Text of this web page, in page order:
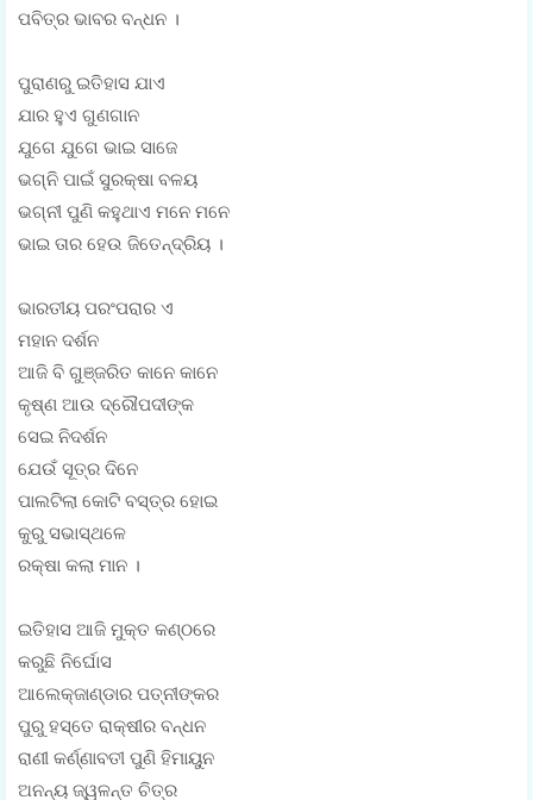
ପବିତ୍ର ଭାବର ବନ୍ଧନ ।
ପୁରାଣରୁ ଇତିହାସ ଯାଏ
ଯାର ହୁଏ ଗୁଣଗାନ
ଯୁଗେ ଯୁଗେ ଭାଇ ସାଜେ
ଭଗ୍ନି ପାଇଁ ସୁରକ୍ଷା ବଳୟ
ଭଗ୍ନୀ ପୁଣି କହୁଥାଏ ମନେ ମନେ
ଭାଇ ତାର ହେଉ ଜିତେନ୍ଦ୍ରିୟ ।
ଭାରତୀୟ ପରଂପରାର ଏ
ମହାନ ଦର୍ଶନ
ଆଜି ବି ଗୁଞ୍ଜରିତ କାନେ କାନେ
କୃଷ୍ଣ ଆଉ ଦ୍ରୌପଦୀଙ୍କ
ସେଇ ନିଦର୍ଶନ
ଯେଉଁ ସୂତ୍ର ଦିନେ
ପାଲଟିଲା କୋଟି ବସ୍ତ୍ର ହୋଇ
କୁରୁ ସଭାସ୍ଥଳେ
ରକ୍ଷା କଲା ମାନ ।
ଇତିହାସ ଆଜି ମୁକ୍ତ କଣ୍ଠରେ
କରୁଛି ନିର୍ଘୋସ
ଆଲେକ୍ଜାଣ୍ଡାର ପତ୍ନୀଙ୍କର
ପୁରୁ ହସ୍ତେ ରାକ୍ଷୀର ବନ୍ଧନ
ରାଣୀ କର୍ଣ୍ଣାବତୀ ପୁଣି ହିମାୟୁନ
ଅନନ୍ୟ ଜ୍ୱଳନ୍ତ ଚିତ୍ର